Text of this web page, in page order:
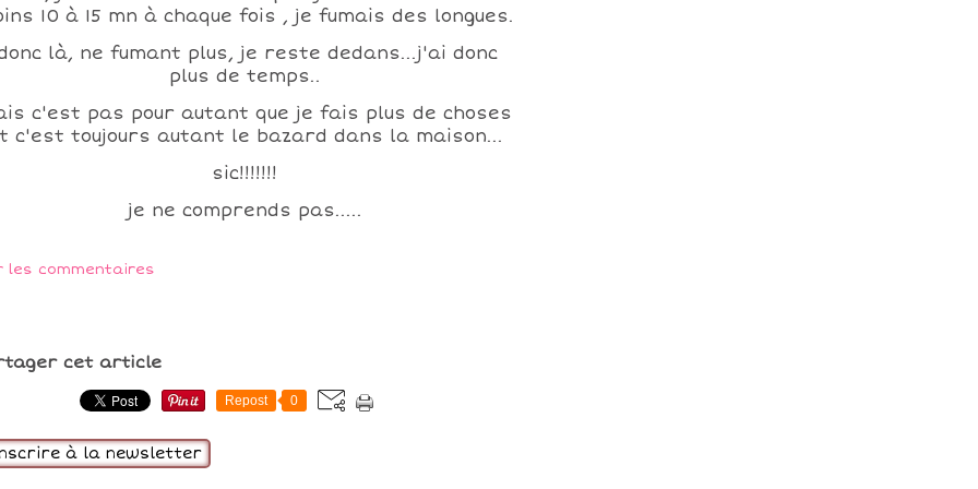
10 à 15 mn à chaque fois , je fumais des longues.
là, ne fumant plus, je reste dedans...j'ai donc
plus de temps..
c'est pas pour autant que je fais plus de choses
c'est toujours autant le bazard dans la maison...
sic!!!!!!!
je ne comprends pas.....
les commentaires
cet article
Repost 0
à la newsletter